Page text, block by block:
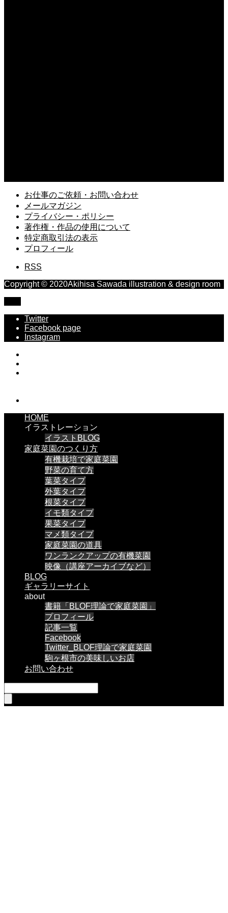
お仕事のご依頼・お問い合わせ
メールマガジン
プライバシー・ポリシー
著作権・作品の使用について
特定商取引法の表示
プロフィール
RSS
Copyright © 2020Akihisa Sawada illustration & design room
Twitter
Facebook page
Instagram
HOME
イラストレーション
イラストBLOG
家庭菜園のつくり方
有機栽培で家庭菜園
野菜の育て方
葉菜タイプ
外葉タイプ
根菜タイプ
イモ類タイプ
果菜タイプ
マメ類タイプ
家庭菜園の道具
ワンランクアップの有機菜園
映像（講座アーカイブなど）
BLOG
ギャラリーサイト
about
書籍「BLOF理論で家庭菜園」
プロフィール
記事一覧
Facebook
Twitter_BLOF理論で家庭菜園
駒ヶ根市の美味しいお店
お問い合わせ